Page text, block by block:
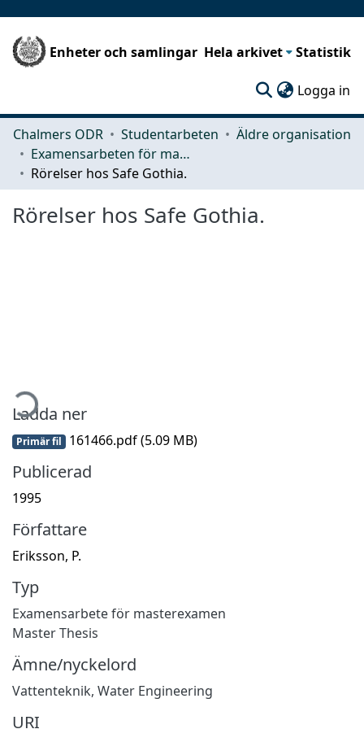
Enheter och samlingar Hela arkivet Statistik
Logga in
Chalmers ODR Studentarbeten
Äldre organisation
Examensarbeten för masterexamen
Rörelser hos Safe Gothia.
Rörelser hos Safe Gothia.
Ladda ner
Primär fil 161466.pdf(5.09 MB)
Publicerad
1995
Författare
Eriksson, P.
Typ
Examensarbete för masterexamen
Master Thesis
Ämne/nyckelord
Vattenteknik, Water Engineering
URI